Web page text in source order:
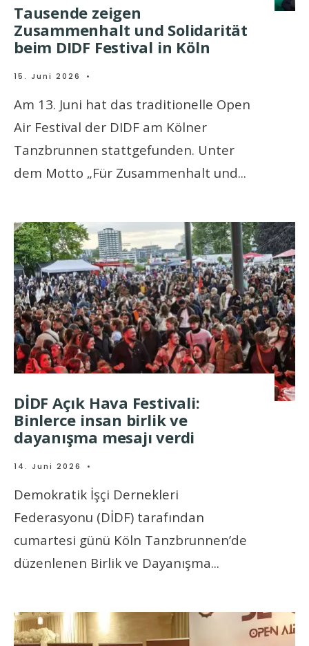
Tausende zeigen
Zusammenhalt und Solidarität
beim DIDF Festival in Köln
15. Juni 2026 •
Am 13. Juni hat das traditionelle Open
Air Festival der DIDF am Kölner
Tanzbrunnen stattgefunden. Unter
dem Motto „Für Zusammenhalt und...
DİDF Açık Hava Festivali:
Binlerce insan birlik ve
dayanışma mesajı verdi
14. Juni 2026 •
Demokratik İşçi Dernekleri
Federasyonu (DİDF) tarafından
cumartesi günü Köln Tanzbrunnen’de
düzenlenen Birlik ve Dayanışma...